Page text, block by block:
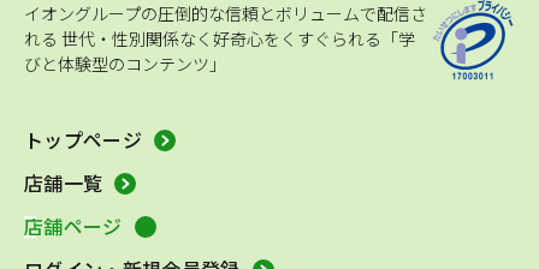
イオングループの圧倒的な信頼とボリュームで配信さ
れる 世代・性別関係なく好奇心をくすぐられる「学
びと体験型のコンテンツ」
トップページ
店舗一覧
店舗ページ